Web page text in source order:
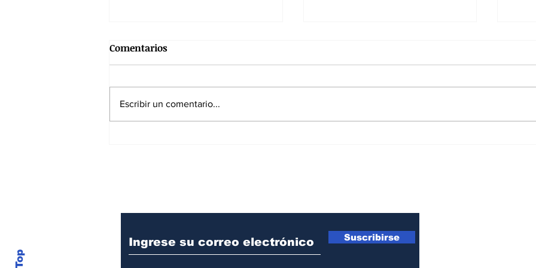
Comentarios
Escribir un comentario...
Suscribirse